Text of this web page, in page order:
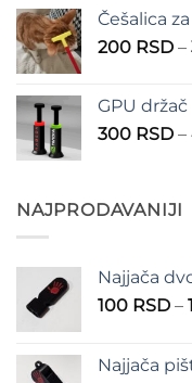
Češalica
200 RSD –
GPU držač
300 RSD –
NAJPRODAVANIJI
Najjača
100 RSD –
Najjača